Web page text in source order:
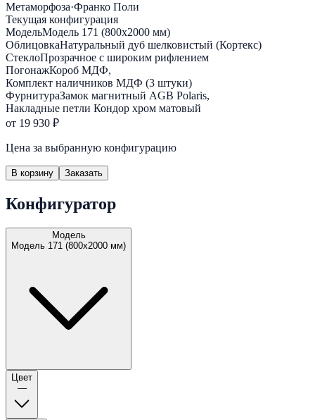
Метаморфоза·Франко Поли
Текущая конфигурация
МодельМодель 171 (800х2000 мм)
ОблицовкаНатуральный дуб шелковистый (Кортекс)
СтеклоПрозрачное с широким рифлением
ПогонажКороб МДФ,
Комплект наличников МДФ (3 штуки)
ФурнитураЗамок магнитный AGB Polaris,
Накладные петли Кондор хром матовый
от 19 930 ₽
Цена за выбранную конфигурацию
В корзину Заказать
Конфигуратор
Модель
Модель 171 (800х2000 мм)
Цвет
—